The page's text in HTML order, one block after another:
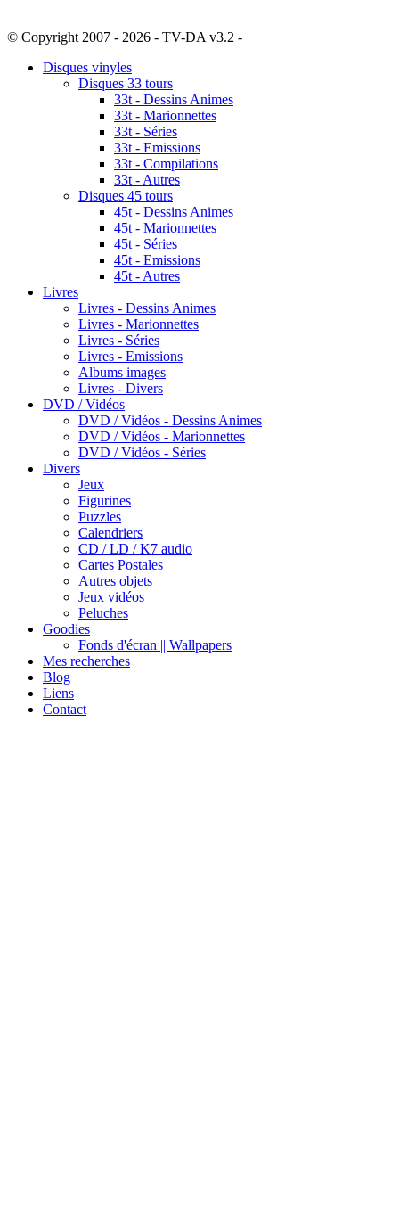
© Copyright 2007 - 2026 - TV-DA v3.2 -
Disques vinyles
Disques 33 tours
33t - Dessins Animes
33t - Marionnettes
33t - Séries
33t - Emissions
33t - Compilations
33t - Autres
Disques 45 tours
45t - Dessins Animes
45t - Marionnettes
45t - Séries
45t - Emissions
45t - Autres
Livres
Livres - Dessins Animes
Livres - Marionnettes
Livres - Séries
Livres - Emissions
Albums images
Livres - Divers
DVD / Vidéos
DVD / Vidéos - Dessins Animes
DVD / Vidéos - Marionnettes
DVD / Vidéos - Séries
Divers
Jeux
Figurines
Puzzles
Calendriers
CD / LD / K7 audio
Cartes Postales
Autres objets
Jeux vidéos
Peluches
Goodies
Fonds d'écran || Wallpapers
Mes recherches
Blog
Liens
Contact